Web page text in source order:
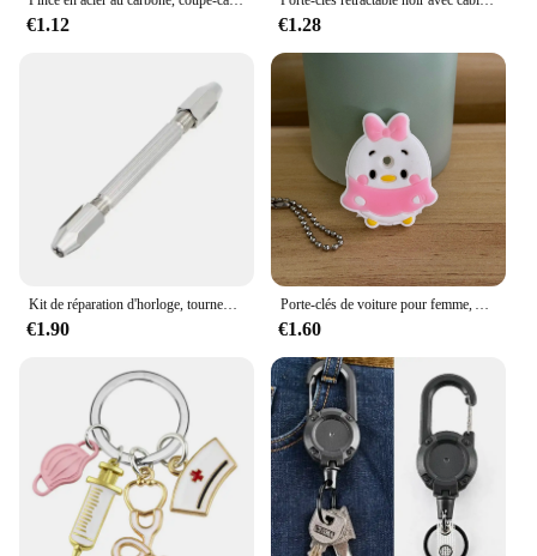
€1.12 €1.28
Kit de réparation d'horloge, tournevis outil à main pour la réparation de bijoux de montre 0-3.1mm 1/2/3/4 pièces
€1.90
Porte-clés de voiture pour femme, Avenger Minnie, EquiSpider Cartoon Man, Cat, Key Cover Caps, Key Ring Holder, New Arrival, 1Pc
€1.60